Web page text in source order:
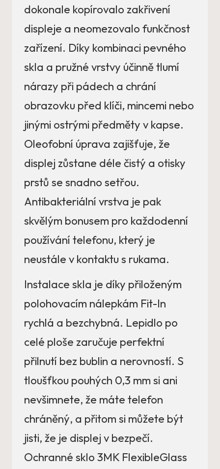
dokonale kopírovalo zakřivení
displeje a neomezovalo funkčnost
zařízení. Díky kombinaci pevného
skla a pružné vrstvy účinně tlumí
nárazy při pádech a chrání
obrazovku před klíči, mincemi nebo
jinými ostrými předměty v kapse.
Oleofobní úprava zajišťuje, že
displej zůstane déle čistý a otisky
prstů se snadno setřou.
Antibakteriální vrstva je pak
skvělým bonusem pro každodenní
používání telefonu, který je
neustále v kontaktu s rukama.
Instalace skla je díky přiloženým
polohovacím nálepkám Fit-In
rychlá a bezchybná. Lepidlo po
celé ploše zaručuje perfektní
přilnutí bez bublin a nerovností. S
tloušťkou pouhých 0,3 mm si ani
nevšimnete, že máte telefon
chráněný, a přitom si můžete být
jisti, že je displej v bezpečí.
Ochranné sklo 3MK FlexibleGlass